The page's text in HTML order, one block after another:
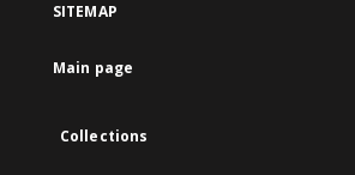
new
SITEMAP
Main page
Collections